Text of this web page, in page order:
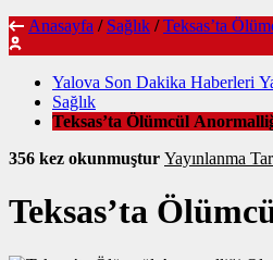
Anasayfa / Sağlık / Teksas’ta
Yalova Son Dakika Haberleri
Sağlık
Teksas’ta Ölümcül
356 kez okunmuştur
Teksas’ta